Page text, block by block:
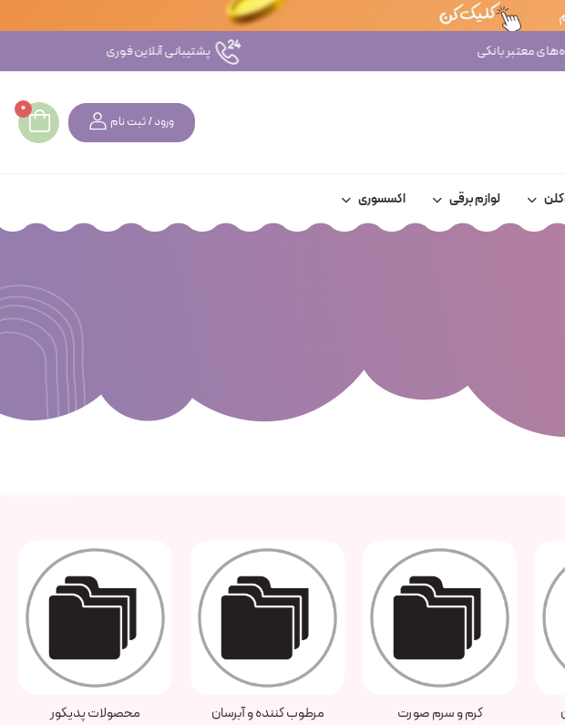
پشتیبانی آنلاین فوری
ورود / ثبت نام
0
لوازم برقی اکسسوری
مرطوب کننده و آبرسان محصولات پدیکور سرم ها و آمپول ها